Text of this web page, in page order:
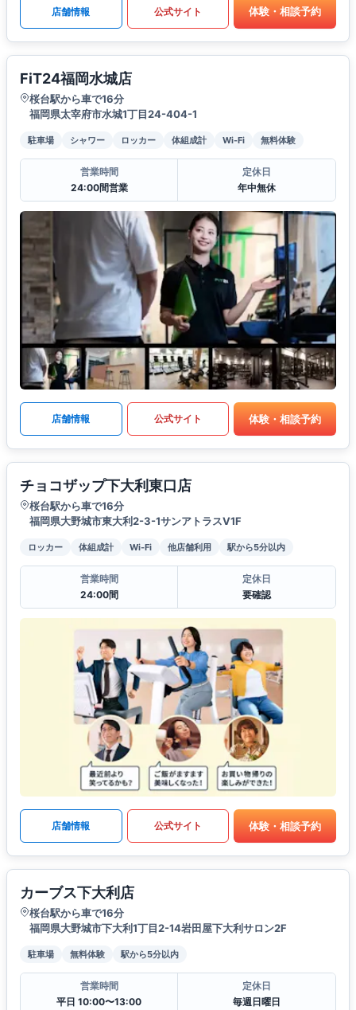
店舗情報 公式サイト 体験・相談予約
FiT24福岡水城店
桜台駅から車で16分
福岡県太宰府市水城1丁目24-404-1
駐車場 シャワー ロッカー 体組成計 Wi-Fi 無料体験
営業時間
24:00間営業
定休日
年中無休
店舗情報 公式サイト 体験・相談予約
チョコザップ下大利東口店
桜台駅から車で16分
福岡県大野城市東大利2-3-1サンアトラスV1F
ロッカー 体組成計 Wi-Fi 他店舗利用 駅から5分以内
営業時間
24:00間
定休日
要確認
店舗情報 公式サイト 体験・相談予約
カーブス下大利店
桜台駅から車で16分
福岡県大野城市下大利1丁目2-14岩田屋下大利サロン2F
駐車場 無料体験 駅から5分以内
営業時間
平日 10:00〜13:00
定休日
毎週日曜日